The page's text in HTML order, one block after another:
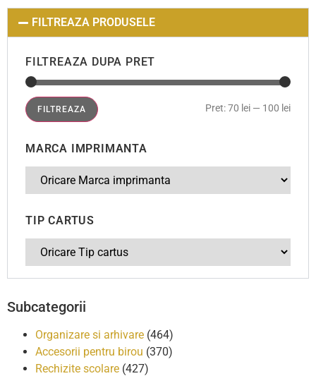
FILTREAZA PRODUSELE
FILTREAZA DUPA PRET
FILTREAZA Pret:70 lei — 100 lei
MARCA IMPRIMANTA
TIP CARTUS
Subcategorii
Organizare si arhivare (464)
Accesorii pentru birou (370)
Rechizite scolare (427)